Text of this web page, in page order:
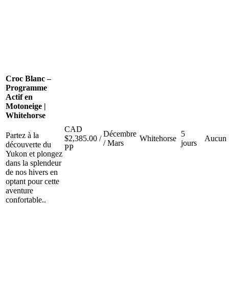
Croc Blanc –
Programme
Actif en
Motoneige |
Whitehorse
Partez à la
découverte du
Yukon et plongez
dans la splendeur
de nos hivers en
optant pour cette
aventure
confortable..
CAD
$2,385.00 /
PP
Décembre
/ Mars
Whitehorse
5
jours
Aucun